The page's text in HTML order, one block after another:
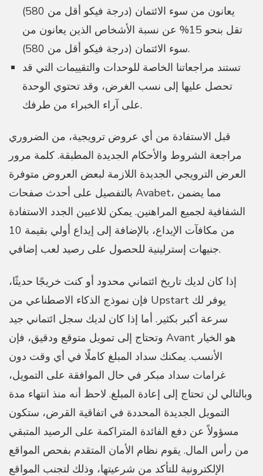
يعانون من سوء الائتمان (درجة فيكو أقل من 580)
تقل بنحو 15% عن نسبة الأشخاص الذين يعانون من
سوء الائتمان (درجة فيكو أقل من 580).
تستند مراجعاتنا الخاصة للوحدات والتقييمات التي قد
تحصل عليها إلى نسب الغرض، وقد تحتوي الوحدة
على آراء الخبراء من طرفك.
قبل الاستفادة من أي عروض ترويجية، من الضروري
مراجعة الشروط والأحكام الجديدة المطبقة. كلمة مرور
العرض الترويجي الجديدة اللازمة لبعض العروض متوفرة
بالتفصيل على أحدث صفحات Avabet، مما يضمن
الشفافية لجميع المراهنين. يمكن للاعبين الجدد الاستفادة
من مكافآت الإيداع، بالإضافة إلى إيداع أولي بقيمة 10
جنيهات إسترلينية للحصول على رصيد لعب إضافي.
إذا كان لديك تاريخ ائتماني محدود أو كنت خريجًا حديثًا،
فإن نموذج الذكاء الاصطناعي من Upstart يوفر لك
سرعة أكبر بكثير. أما إذا كان لديك سجل ائتماني جيد
وتحتاج إلى تمويل متوقع ودقيق، فإن Avant هو الخيار
الأنسب. يمكنك سداد المبلغ كاملًا في أي وقت دون
غرامات سداد مبكر في حال الموافقة على التمويل،
وبالتالي لن تحتاج إلى إعادة المبلغ. لاحظ أنه منذ انتهاء مدة
التمويل الجديدة المحددة في اتفاقية القرض، ستكون
مسؤولاً عن دفع الفائدة المتراكمة على الرصيد المتبقي
من رأس المال. يقوم نظام الأمان المتقدم بفحص المواقع
الإلكترونية للتأكد من شرعيتها، وذلك لتجنب المواقع